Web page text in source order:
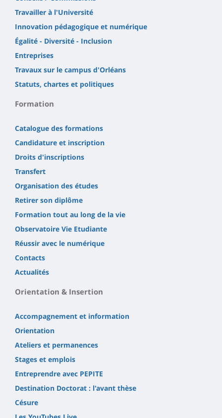
Travailler à l'Université
Innovation pédagogique et numérique
Égalité - Diversité - Inclusion
Entreprises
Travaux sur le campus d'Orléans
Statuts, chartes et politiques
Formation
Catalogue des formations
Candidature et inscription
Droits d'inscriptions
Transfert
Organisation des études
Retirer son diplôme
Formation tout au long de la vie
Observatoire Vie Etudiante
Réussir avec le numérique
Contacts
Actualités
Orientation & Insertion
Accompagnement et information
Orientation
Ateliers et permanences
Stages et emplois
Entreprendre avec PEPITE
Destination Doctorat : l'avant thèse
Césure